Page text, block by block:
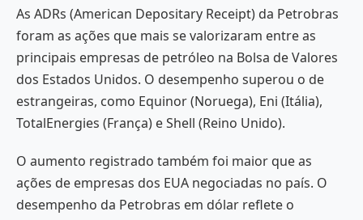
As ADRs (American Depositary Receipt) da Petrobras
foram as ações que mais se valorizaram entre as
principais empresas de petróleo na Bolsa de Valores
dos Estados Unidos. O desempenho superou o de
estrangeiras, como Equinor (Noruega), Eni (Itália),
TotalEnergies (França) e Shell (Reino Unido).
O aumento registrado também foi maior que as
ações de empresas dos EUA negociadas no país. O
desempenho da Petrobras em dólar reflete o